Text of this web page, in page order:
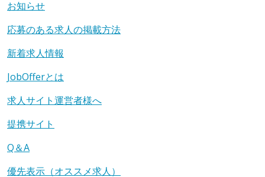
お知らせ
応募のある求人の掲載方法
新着求人情報
JobOfferとは
求人サイト運営者様へ
提携サイト
Q＆A
優先表示（オススメ求人）